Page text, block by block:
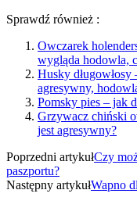
Sprawdź również :
Owczarek
wygląda hodowla,
Husky długowłosy
agresywny,
Pomsky pies – jak
Grzywacz chiński
jest agresywny?
Poprzedni artykułCzy
paszportu?
Następny artykułWapno